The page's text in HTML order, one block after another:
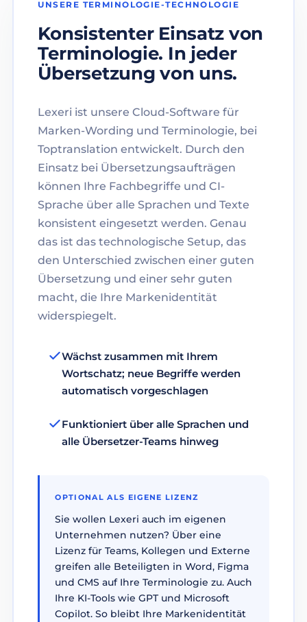
UNSERE TERMINOLOGIE-TECHNOLOGIE
Konsistenter Einsatz von
Terminologie. In jeder
Übersetzung von uns.
Lexeri ist unsere Cloud-Software für
Marken-Wording und Terminologie, bei
Toptranslation entwickelt. Durch den
Einsatz bei Übersetzungsaufträgen
können Ihre Fachbegriffe und CI-
Sprache über alle Sprachen und Texte
konsistent eingesetzt werden. Genau
das ist das technologische Setup, das
den Unterschied zwischen einer guten
Übersetzung und einer sehr guten
macht, die Ihre Markenidentität
widerspiegelt.
Wächst zusammen mit Ihrem
Wortschatz; neue Begriffe werden
automatisch vorgeschlagen
Funktioniert über alle Sprachen und
alle Übersetzer-Teams hinweg
OPTIONAL ALS EIGENE LIZENZ
Sie wollen Lexeri auch im eigenen
Unternehmen nutzen? Über eine
Lizenz für Teams, Kollegen und Externe
greifen alle Beteiligten in Word, Figma
und CMS auf Ihre Terminologie zu. Auch
Ihre KI-Tools wie GPT und Microsoft
Copilot. So bleibt Ihre Markenidentität